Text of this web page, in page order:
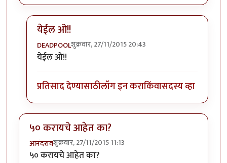
येईल ओ!!
DEADPOOLशुक्रवार, 27/11/2015 20:43
In reply to
येईल ओ!!
प्रतिसाद देण्यासाठीलॉग इन कराकिंवासदस्य व्हा
५० करायचे आहेत का?
आनंदरावशुक्रवार, 27/11/2015 11:13
५० करायचे आहेत का?